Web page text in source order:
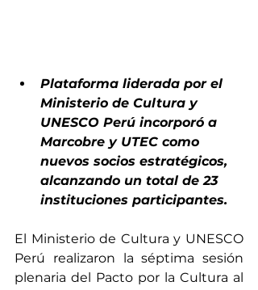
Plataforma liderada por el
Ministerio de Cultura y
UNESCO Perú incorporó a
Marcobre y UTEC como
nuevos socios estratégicos,
alcanzando un total de 23
instituciones participantes.
El Ministerio de Cultura y UNESCO
Perú realizaron la séptima sesión
plenaria del Pacto por la Cultura al